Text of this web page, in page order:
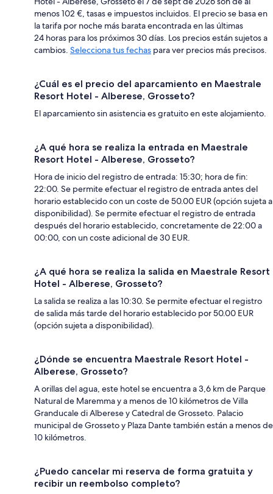
menos 102 €, tasas e impuestos incluidos. El precio se basa en
la tarifa por noche más barata encontrada en las últimas
24 horas para los próximos 30 días. Los precios están sujetos a
cambios. Selecciona tus fechas para ver precios más precisos.
¿Cuál es el precio del aparcamiento en Maestrale
Resort Hotel - Alberese, Grosseto?
El aparcamiento sin asistencia es gratuito en este alojamiento.
¿A qué hora se realiza la entrada en Maestrale
Resort Hotel - Alberese, Grosseto?
Hora de inicio del registro de entrada: 15:30; hora de fin:
22:00. Se permite efectuar el registro de entrada antes del
horario establecido con un coste de 50.00 EUR (opción sujeta a
disponibilidad). Se permite efectuar el registro de entrada
después del horario establecido, concretamente de 22:00 a
00:00, con un coste adicional de 30 EUR.
¿A qué hora se realiza la salida en Maestrale Resort
Hotel - Alberese, Grosseto?
La salida se realiza a las 10:30. Se permite efectuar el registro
de salida más tarde del horario establecido por 50.00 EUR
(opción sujeta a disponibilidad).
¿Dónde se encuentra Maestrale Resort Hotel -
Alberese, Grosseto?
A orillas del agua, este hotel se encuentra a 3,6 km de Parque
Natural de Maremma y a menos de 10 kilómetros de Villa
Granducale di Alberese y Catedral de Grosseto. Palacio
municipal de Grosseto y Plaza Dante también están a menos de
10 kilómetros.
¿Puedo cancelar mi reserva de forma gratuita y
recibir un reembolso completo?